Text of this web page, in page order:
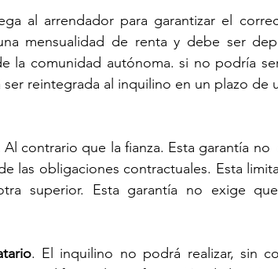
al arrendador para garantizar el
mensualidad de renta y debe ser
la comunidad autónoma. si no podría
reintegrada al inquilino en un plazo de
Al contrario que la fianza. Esta garantía
las obligaciones contractuales. Esta
superior. Esta garantía no exige
. El inquilino no podrá realizar, sin